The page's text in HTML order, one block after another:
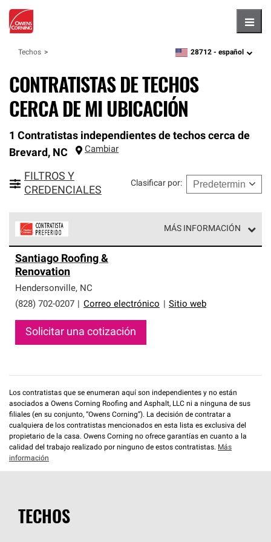
Techos zipcode,language
28712 - español
CONTRATISTAS DE TECHOS
CERCA DE MI UBICACIÓN
1 Contratistas independientes de techos cerca de
Brevard, NC Cambiar
FILTROS Y
CREDENCIALES
Clasificar por:
MÁS INFORMACIÓN
parte de una red exclusiva de profesionales de techos
que cumplen con altos estándares y requisitos estrictos
de profesionalismo y confiabilidad.
Santiago Roofing &
Renovation
Hendersonville, NC
(828) 702-0207
Correo electrónico Sitio web
Solicitar una cotización
Los contratistas que se enumeran aquí son independientes y no están
asociados a Owens Corning Roofing and Asphalt, LLC ni a ninguna de sus
filiales (en su conjunto, “Owens Corning”). La decisión de contratar a
cualquiera de los contratistas mencionados en esta lista es exclusiva del
propietario de la casa. Owens Corning no ofrece garantías en cuanto a la
calidad del trabajo realizado por ninguno de estos contratistas. Más
información
TECHOS